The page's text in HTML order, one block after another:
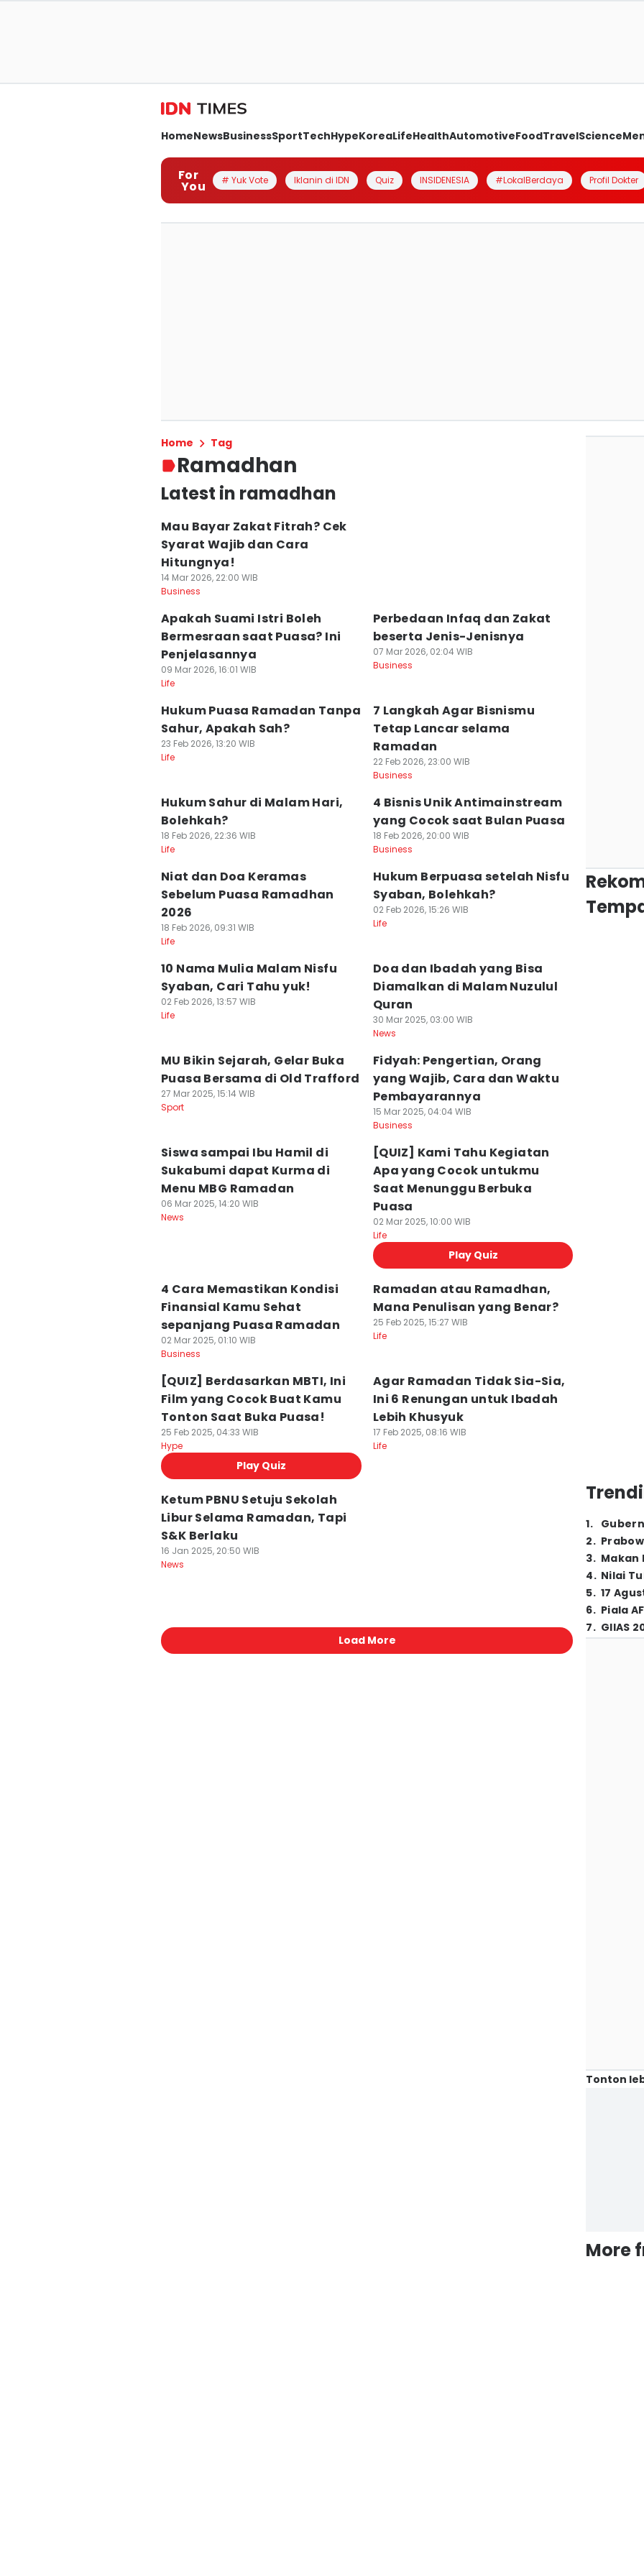
HomeNewsBusinessSportTechHypeKoreaLifeHealthAutomotiveFoodTravelScience
For
You # Yuk Vote Iklanin di IDN Quiz INSIDENESIA #LokalBerdaya Profil Dokter
Home Tag
Ramadhan
Latest in ramadhan
Mau Bayar Zakat Fitrah? Cek
Syarat Wajib dan Cara
Hitungnya!
14 Mar 2026, 22:00 WIB
Business
Apakah Suami Istri Boleh
Bermesraan saat Puasa? Ini
Penjelasannya
09 Mar 2026, 16:01 WIB
Life
Perbedaan Infaq dan Zakat
beserta Jenis-Jenisnya
07 Mar 2026, 02:04 WIB
Business
Hukum Puasa Ramadan Tanpa
Sahur, Apakah Sah?
23 Feb 2026, 13:20 WIB
Life
7 Langkah Agar Bisnismu
Tetap Lancar selama
Ramadan
22 Feb 2026, 23:00 WIB
Business
Hukum Sahur di Malam Hari,
Bolehkah?
18 Feb 2026, 22:36 WIB
Life
4 Bisnis Unik Antimainstream
yang Cocok saat Bulan Puasa
18 Feb 2026, 20:00 WIB
Business
Niat dan Doa Keramas
Sebelum Puasa Ramadhan
2026
18 Feb 2026, 09:31 WIB
Life
Hukum Berpuasa setelah Nisfu
Syaban, Bolehkah?
02 Feb 2026, 15:26 WIB
Life
10 Nama Mulia Malam Nisfu
Syaban, Cari Tahu yuk!
02 Feb 2026, 13:57 WIB
Life
Doa dan Ibadah yang Bisa
Diamalkan di Malam Nuzulul
Quran
30 Mar 2025, 03:00 WIB
News
MU Bikin Sejarah, Gelar Buka
Puasa Bersama di Old Trafford
27 Mar 2025, 15:14 WIB
Sport
Fidyah: Pengertian, Orang
yang Wajib, Cara dan Waktu
Pembayarannya
15 Mar 2025, 04:04 WIB
Business
Siswa sampai Ibu Hamil di
Sukabumi dapat Kurma di
Menu MBG Ramadan
06 Mar 2025, 14:20 WIB
News
[QUIZ] Kami Tahu Kegiatan
Apa yang Cocok untukmu
Saat Menunggu Berbuka
Puasa
02 Mar 2025, 10:00 WIB
Life
Play Quiz
4 Cara Memastikan Kondisi
Finansial Kamu Sehat
sepanjang Puasa Ramadan
02 Mar 2025, 01:10 WIB
Business
Ramadan atau Ramadhan,
Mana Penulisan yang Benar?
25 Feb 2025, 15:27 WIB
Life
[QUIZ] Berdasarkan MBTI, Ini
Film yang Cocok Buat Kamu
Tonton Saat Buka Puasa!
25 Feb 2025, 04:33 WIB
Hype
Play Quiz
Agar Ramadan Tidak Sia-Sia,
Ini 6 Renungan untuk Ibadah
Lebih Khusyuk
17 Feb 2025, 08:16 WIB
Life
Ketum PBNU Setuju Sekolah
Libur Selama Ramadan, Tapi
S&K Berlaku
16 Jan 2025, 20:50 WIB
News
Load More
1.
2.
3. Makan
4. Nilai
5. 17
6. Piala
7. GIIAS
Tonton
More